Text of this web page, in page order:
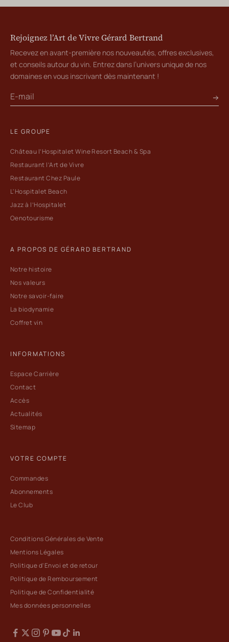
Rejoignez l’Art de Vivre Gérard Bertrand
Recevez en avant-première nos nouveautés, offres exclusives,
et conseils autour du vin. Entrez dans l’univers unique de nos
domaines en vous inscrivant dès maintenant !
LE GROUPE
Château l’Hospitalet Wine Resort Beach & Spa
Restaurant l’Art de Vivre
Restaurant Chez Paule
L'Hospitalet Beach
Jazz à l’Hospitalet
Oenotourisme
A PROPOS DE GÉRARD BERTRAND
Notre histoire
Nos valeurs
Notre savoir-faire
La biodynamie
Coffret vin
INFORMATIONS
Espace Carrière
Contact
Accès
Actualités
Sitemap
VOTRE COMPTE
Commandes
Abonnements
Le Club
Conditions Générales de Vente
Mentions Légales
Politique d'Envoi et de retour
Politique de Remboursement
Politique de Confidentialité
Mes données personnelles